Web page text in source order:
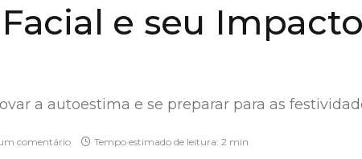
e seu
a autoestima e se preparar para as
comentário Tempo estimado de leitura: 2 min